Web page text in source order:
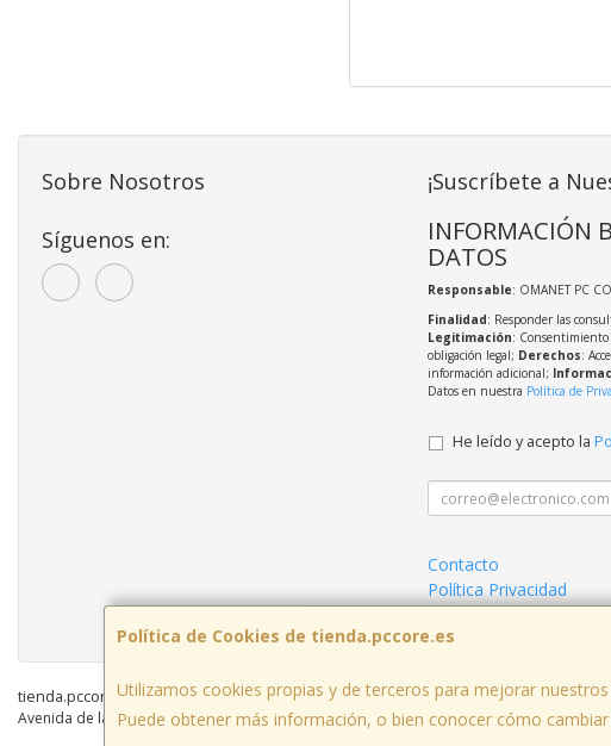
Política de Cookies de tienda.pccore.es
Utilizamos cookies propias y de terceros para mejorar nuestros
Puede obtener más información, o bien conocer cómo
Sobre Nosotros
Síguenos en:
¡Suscríbete a
INFORMACIÓN
DATOS
Responsable: OMANET PC
Finalidad: Responder las
Legitimación:
obligación legal; Derechos:
información adicional;
Datos en nuestra Política de
He leído y acepto la
Contacto
Política Privacidad
tienda.pccore.es © 2026
Avenida de la Viñuela nº 3, 14010, Córdoba, España. - C.I.F.: B56097777 - Tfno: